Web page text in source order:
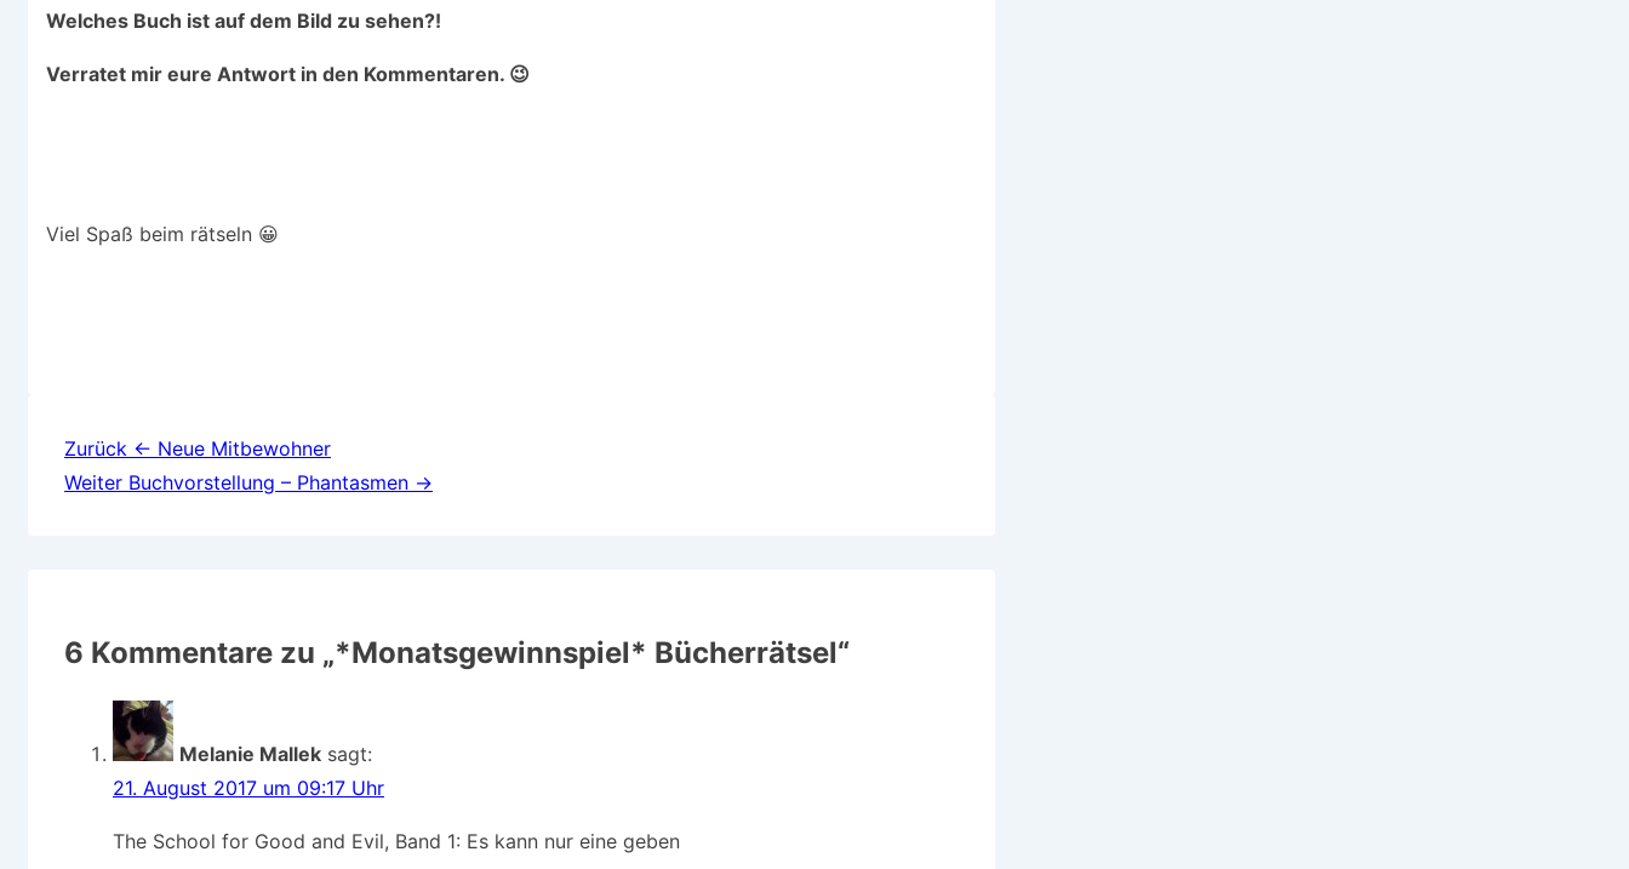
Welches Buch ist auf dem Bild zu sehen?!
Verratet mir eure Antwort in den Kommentaren. 😉
Viel Spaß beim rätseln 😀
Beitragsnavigation
Zurück ← Neue Mitbewohner
Weiter Buchvorstellung – Phantasmen →
6 Kommentare zu „*Monatsgewinnspiel* Bücherrätsel“
Melanie Mallek sagt:
21. August 2017 um 09:17 Uhr
The School for Good and Evil, Band 1: Es kann nur eine geben